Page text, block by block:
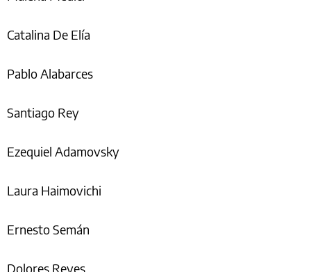
Catalina De Elía
Pablo Alabarces
Santiago Rey
Ezequiel Adamovsky
Laura Haimovichi
Ernesto Semán
Dolores Reyes